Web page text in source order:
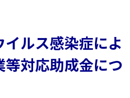
ルス感染症によ
等対応助成金につ